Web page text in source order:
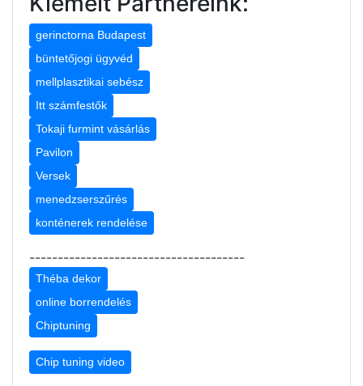
gerinctorna Budapest
büntetőjogi ügyvéd
mellplasztikai sebész
Itt számfestők
Tokaji furmint vásárlás
Pavilon
Versek
menedzserszűrés
konténerek rendelése
--------------------------------------
Théba dekor
online borrendelés
Chiptuning
Chip tuning video